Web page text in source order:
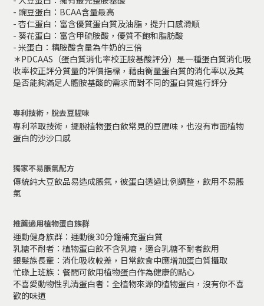
- 豌豆蛋白：BCAA含量最高
- 杏仁蛋白：富含優質蛋白質及油脂，提升口感滑順
- 葵花蛋白：富含甲硫胺酸，優質不飽和脂肪酸
- 米蛋白：精胺酸含量為牛奶的三倍
＊PDCAAS（蛋白質消化率校正胺基酸評分）是一種蛋白質消化吸
收率校正評分質量的評價指標，藉由衡量蛋白質的消化率以及其
是否能夠滿足人體胺基酸的需求而對不同的蛋白質進行評分
專利技術，脫去豆腥味
專利萃取技術，擺脫植物蛋白飲常見的豆腥味，也沒有市面植物
蛋白的沙沙口感
獨家不易脹氣配方
傳統純大豆飲品易造成脹氣，彼蛋白透過比例調整，飲用不易脹
氣
推薦適用植物蛋白族群
運動健身族群：運動後30分鐘補充蛋白質
乳糖不耐者：植物蛋白飲不含乳糖，適合乳糖不耐者飲用
銀髮族長輩：消化吸收較差，日常飲食中應增加蛋白質攝取
忙碌上班族：餐間可飲用植物蛋白作為健康的點心
不喜愛動物性乳清蛋白者：全植物來源的植物蛋白，沒有你不喜
歡的味道